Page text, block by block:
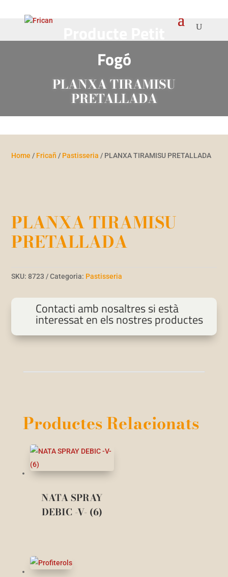
Fogó
PLANXA TIRAMISU
PRETALLADA
Home / Fricañ / Pastisseria / PLANXA TIRAMISU PRETALLADA
PLANXA TIRAMISU
PRETALLADA
SKU:8723 Categoria: Pastisseria
Contacti amb nosaltres si està
interessat en els nostres productes
Productes Relacionats
NATA SPRAY
DEBIC -V- (6)